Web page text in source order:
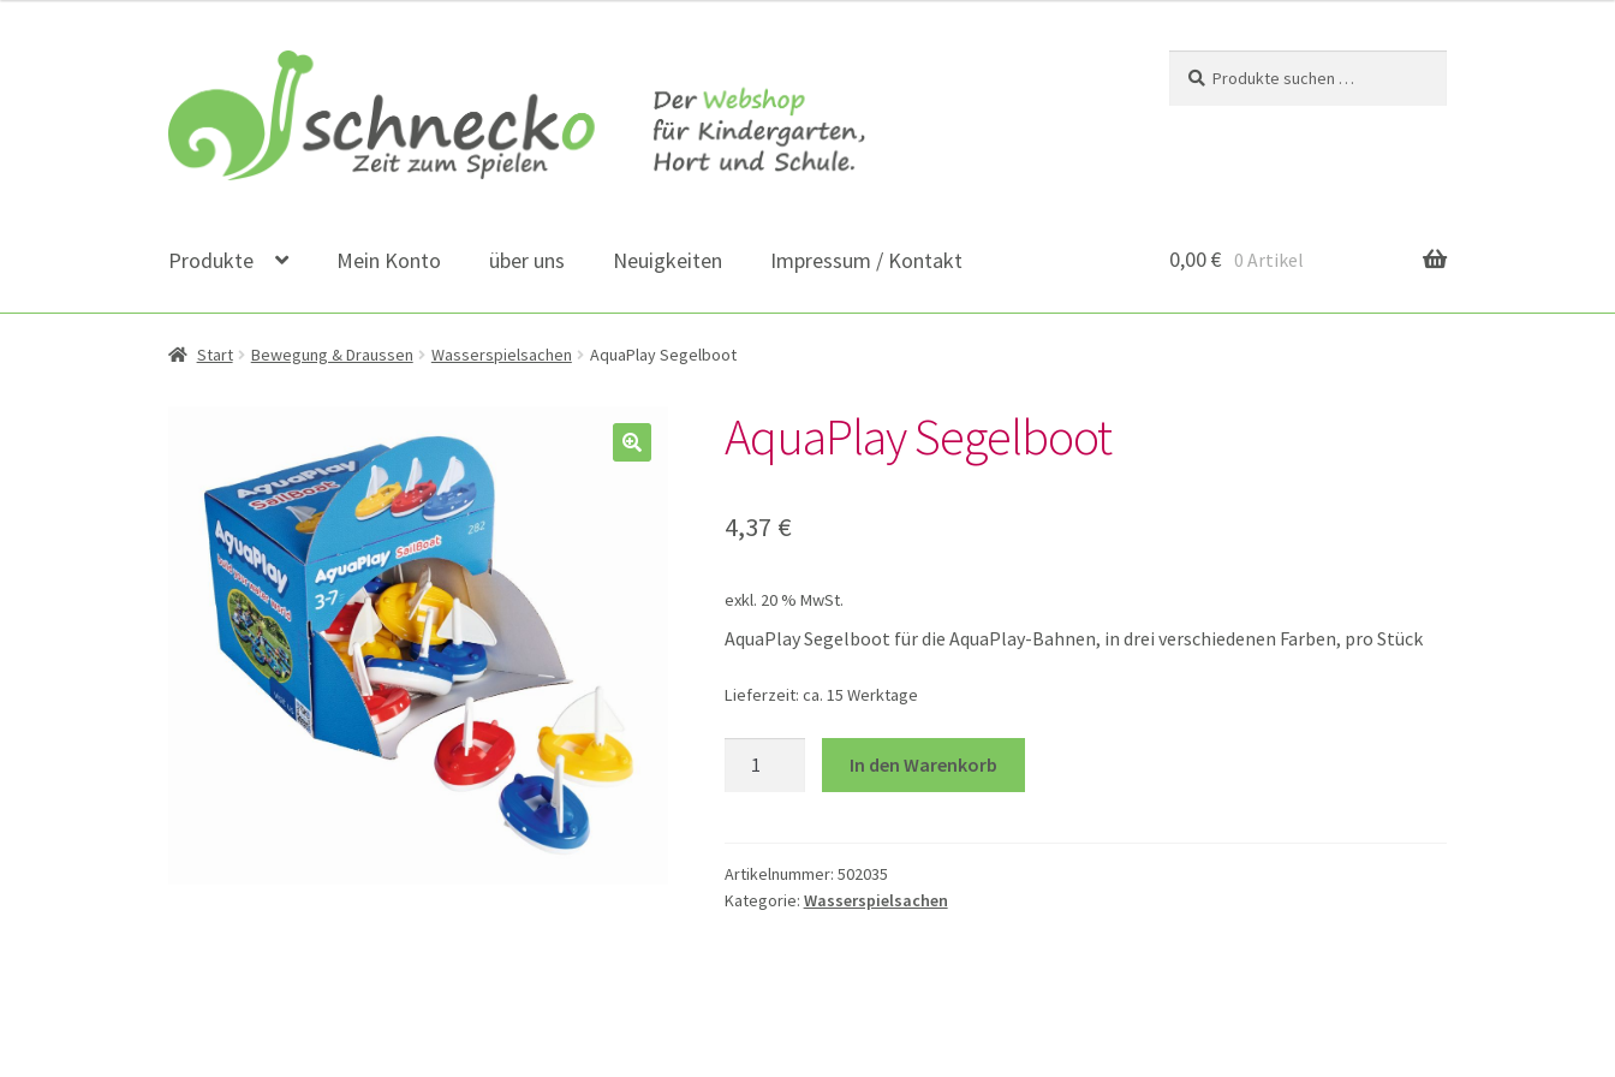
Navigation
springen
Inhalt
springen
nach:
Produkte Mein Konto über uns Neuigkeiten Impressum / Kontakt 0,00€ 0 Artikel
Start Bewegung & Draussen Wasserspielsachen AquaPlay Segelboot
AquaPlay Segelboot
4,37 €
exkl. 20 % MwSt.
AquaPlay Segelboot für die AquaPlay-Bahnen, in drei verschiedenen Farben, pro Stück
Lieferzeit: ca. 15 Werktage
In den Warenkorb
Artikelnummer: 502035
Kategorie: Wasserspielsachen